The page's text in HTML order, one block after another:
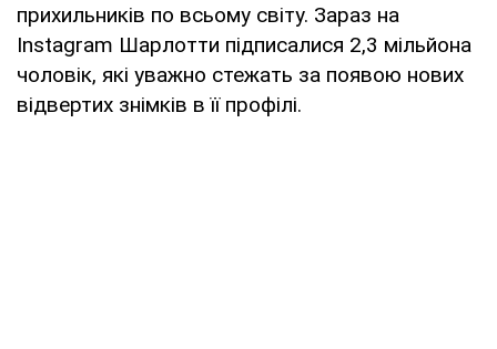
прихильників по всьому світу. Зараз на
Instagram Шарлотти підписалися 2,3 мільйона
чоловік, які уважно стежать за появою нових
відвертих знімків в її профілі.